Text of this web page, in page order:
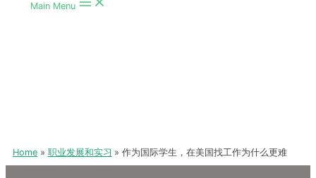
Main Menu
Home 职业发展和实习 作为国际学生，在美国找工作为什么更难